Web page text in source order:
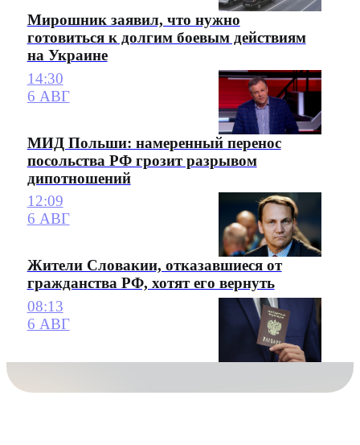
Мирошник заявил, что нужно
готовиться к долгим боевым действиям
на Украине
14:30
6 АВГ
МИД Польши: намеренный перенос
посольства РФ грозит разрывом
дипотношений
12:09
6 АВГ
Жители Словакии, отказавшиеся от
гражданства РФ, хотят его вернуть
08:13
6 АВГ